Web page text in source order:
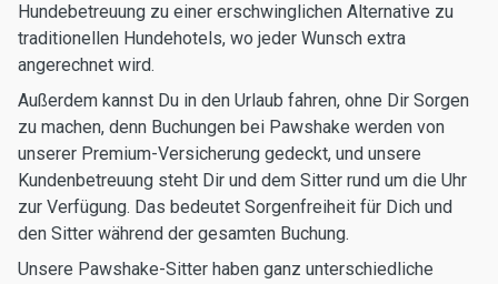
Hundebetreuung zu einer erschwinglichen Alternative zu
traditionellen Hundehotels, wo jeder Wunsch extra
angerechnet wird.
Außerdem kannst Du in den Urlaub fahren, ohne Dir Sorgen
zu machen, denn Buchungen bei Pawshake werden von
unserer Premium-Versicherung gedeckt, und unsere
Kundenbetreuung steht Dir und dem Sitter rund um die Uhr
zur Verfügung. Das bedeutet Sorgenfreiheit für Dich und
den Sitter während der gesamten Buchung.
Unsere Pawshake-Sitter haben ganz unterschiedliche